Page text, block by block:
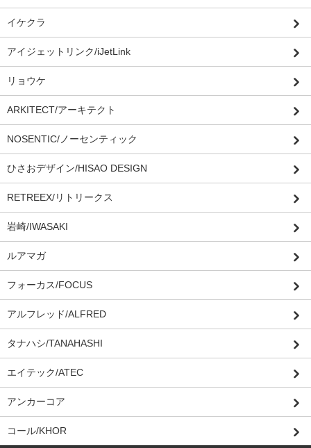
イケクラ
アイジェットリンク/iJetLink
リョウケ
ARKITECT/アーキテクト
NOSENTIC/ノーセンティック
ひさおデザイン/HISAO DESIGN
RETREEX/リトリークス
岩崎/IWASAKI
ルアマガ
フォーカス/FOCUS
アルフレッド/ALFRED
タナハシ/TANAHASHI
エイテック/ATEC
アンカーコア
コール/KHOR